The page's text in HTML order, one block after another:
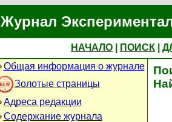
Журнал
НАЧАЛО ПОИСК
Общая информация о журнале
Золотые страницы
Адреса редакции
Содержание журнала